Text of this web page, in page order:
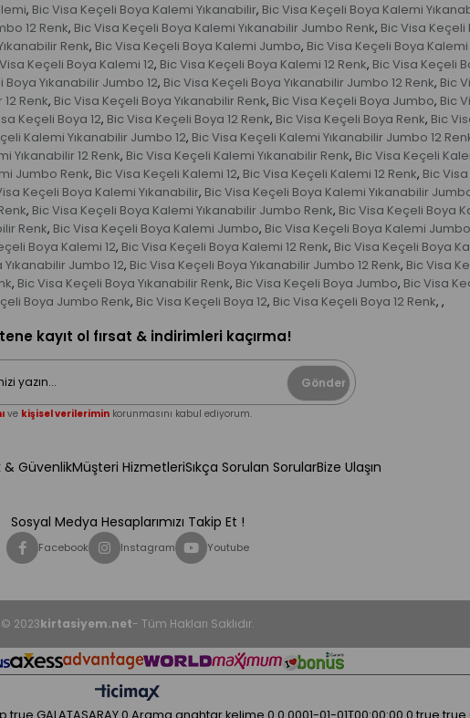
, Bic Visa Keçeli Boya Kalemi Yıkanabilir, Bic Visa Keçeli Boya Kalemi
12 Renk, Bic Visa Keçeli Boya Kalemi Yıkanabilir Jumbo Renk, Bic Visa Keçeli
Renk, Bic Visa Keçeli Boya Kalemi Jumbo, Bic Visa Keçeli Boya
Keçeli Boya Kalemi 12, Bic Visa Keçeli Boya Kalemi 12 Renk, Bic Visa Keçeli
Boya Yıkanabilir Jumbo 12, Bic Visa Keçeli Boya Yıkanabilir Jumbo 12 Renk, Bic
Renk, Bic Visa Keçeli Boya Yıkanabilir Renk, Bic Visa Keçeli Boya Jumbo, Bic
Keçeli Boya 12, Bic Visa Keçeli Boya 12 Renk, Bic Visa Keçeli Boya Renk, Bic
Kalemi Yıkanabilir Jumbo 12, Bic Visa Keçeli Kalemi Yıkanabilir Jumbo 12
Yıkanabilir 12 Renk, Bic Visa Keçeli Kalemi Yıkanabilir Renk, Bic Visa Keçeli
Jumbo Renk, Bic Visa Keçeli Kalemi 12, Bic Visa Keçeli Kalemi 12 Renk, Bic
Keçeli Boya Kalemi Yıkanabilir, Bic Visa Keçeli Boya Kalemi Yıkanabilir
, Bic Visa Keçeli Boya Kalemi Yıkanabilir Jumbo Renk, Bic Visa Keçeli Boya
Renk, Bic Visa Keçeli Boya Kalemi Jumbo, Bic Visa Keçeli Boya Kalemi Jumbo
Boya Kalemi 12, Bic Visa Keçeli Boya Kalemi 12 Renk, Bic Visa Keçeli Boya
Jumbo 12, Bic Visa Keçeli Boya Yıkanabilir Jumbo 12 Renk, Bic Visa
, Bic Visa Keçeli Boya Yıkanabilir Renk, Bic Visa Keçeli Boya Jumbo, Bic Visa
Boya Jumbo Renk, Bic Visa Keçeli Boya 12, Bic Visa Keçeli Boya 12 Renk, ,
kayıt ol fırsat & indirimleri kaçırma!
Gönder
ve kişisel verileriminkorunmasını kabul ediyorum.
& GüvenlikMüşteri HizmetleriSıkça Sorulan SorularBize Ulaşın
Sosyal Medya Hesaplarımızı Takip Et !
Facebook Instagram Youtube
© 2023kirtasiyem.net- Tüm Hakları Saklıdır.
true GALATASARAY0 Arama anahtar kelime 0 0 0001-01-01T00:00:00 0 true true